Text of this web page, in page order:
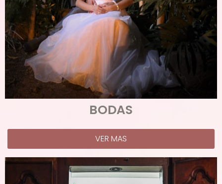
BODAS
VER MAS